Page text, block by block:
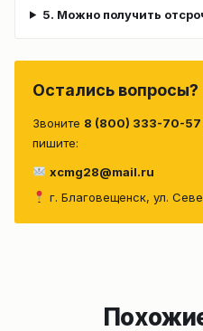
5. Можно получить
Остались вопросы?
Звоните 8 (800) 333-70-57
пишите:
xcmg28@mail.ru
г. Благовещенск, ул.